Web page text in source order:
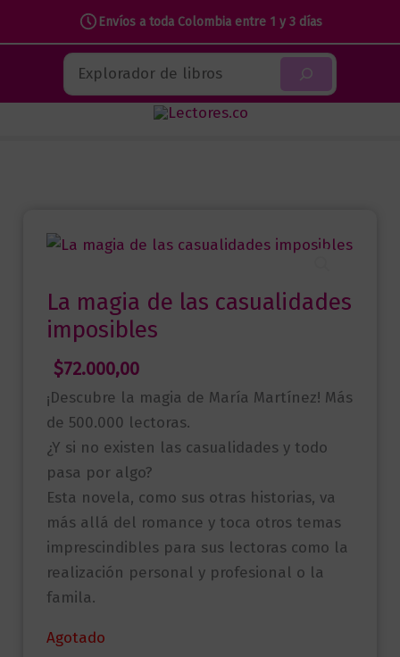
Envíos a toda Colombia entre 1 y 3 días
contenido
Buscar
La magia de las casualidades
imposibles
$72.000,00
¡Descubre la magia de María Martínez! Más
de 500.000 lectoras.
¿Y si no existen las casualidades y todo
pasa por algo?
Esta novela, como sus otras historias, va
más allá del romance y toca otros temas
imprescindibles para sus lectoras como la
realización personal y profesional o la
famila.
Agotado